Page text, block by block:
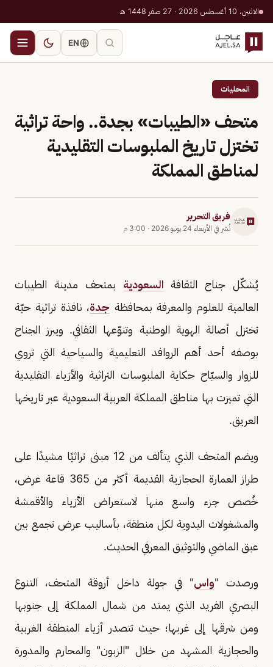
الاثنين، 10 أغسطس 2026 · 27 صفر 1448 هـ
EN
المحليات
متحف «الطيبات» بجدة.. واحة تراثية
تختزل تاريخ الملبوسات التقليدية
لمناطق المملكة
فريق التحرير
نُشر في الأربعاء 24 يونيو 2026 · 3:00 م
يُشكّل جناح الثقافة السعودية بمتحف مدينة الطيبات
العالمية للعلوم والمعرفة بمحافظة جدة، نافذة تراثية حيّة
تختزل أصالة الهوية الوطنية وتنوّعها الثقافي. ويبرز الجناح
بوصفه أحد أهم الروافد التعليمية والسياحية التي تروي
للزوار والسيّاح حكاية الملبوسات التراثية والأزياء التقليدية
التي تميزت بها مناطق المملكة العربية السعودية عبر تاريخها
العريق.
ويضم المتحف الذي يتألف من 12 مبنى تراثيًا مشيدًا على
طراز العمارة الحجازية القديمة أكثر من 365 قاعة عرض،
خُصص جزء واسع منها لاستعراض الأزياء والأقمشة
والمشغولات اليدوية لكل منطقة، بأساليب عرض تجمع بين
عبق الماضي والتوثيق المعرفي الحديث.
ورصدت "واس" في جولة داخل أروقة المتحف، التنوع
البصري الفريد الذي يمتد من شمال المملكة إلى جنوبها
ومن شرقها إلى غربها؛ حيث تتصدر أزياء المنطقة الغربية
والحجازية المشهد من خلال "الزبون" والمحارم والمدورة